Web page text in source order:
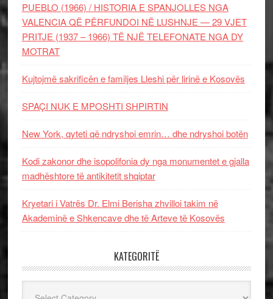
PUEBLO (1966) / HISTORIA E SPANJOLLES NGA
VALENCIA QË PËRFUNDOI NË LUSHNJE — 29 VJET
PRITJE (1937 – 1966) TË NJË TELEFONATE NGA DY
MOTRAT
Kujtojmë sakrificën e familjes Lleshi për lirinë e Kosovës
SPAÇI NUK E MPOSHTI SHPIRTIN
New York, qyteti që ndryshoi emrin… dhe ndryshoi botën
Kodi zakonor dhe isopolifonia dy nga monumentet e gjalla
madhështore të antikitetit shqiptar
Kryetari i Vatrës Dr. Elmi Berisha zhvilloi takim në
Akademinë e Shkencave dhe të Arteve të Kosovës
KATEGORITË